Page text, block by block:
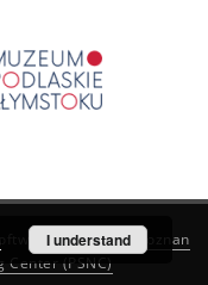
created by
Poznan
(PSNC)
I understand